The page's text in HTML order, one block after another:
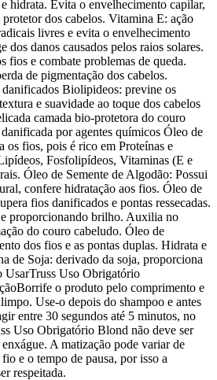
hidrata. Evita o envelhecimento capilar,
dos cabelos. Vitamina E: ação
livres e evita o envelhecimento
dos danos causados pelos raios solares.
fios e combate problemas de queda.
de pigmentação dos cabelos.
danificados Biolipideos: previne os
e suavidade ao toque dos cabelos
camada bio-protetora do couro
por agentes químicos Óleo de
os fios, pois é rico em Proteínas e
Fosfolipídeos, Vitaminas (E e
Óleo de Semente de Algodão: Possui
confere hidratação aos fios. Óleo de
fios danificados e pontas ressecadas.
proporcionando brilho. Auxilia no
do couro cabeludo. Óleo de
dos fios e as pontas duplas. Hidrata e
de Soja: derivado da soja, proporciona
UsarTruss Uso Obrigatório
o produto pelo comprimento e
Use-o depois do shampoo e antes
entre 30 segundos até 5 minutos, no
Uso Obrigatório Blond não deve ser
A matização pode variar de
e o tempo de pausa, por isso a
respeitada.